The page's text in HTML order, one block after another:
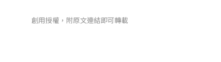
創用授權，附原文連結即可轉載